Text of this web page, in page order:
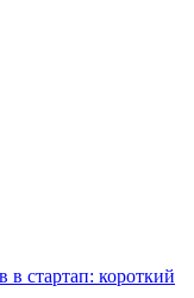
в стартап: короткий